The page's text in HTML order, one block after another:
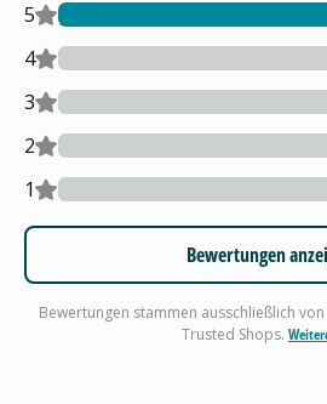
5
4
3
2
1
Bewertungen
Bewertungen stammen ausschließlich
Trusted Shops.